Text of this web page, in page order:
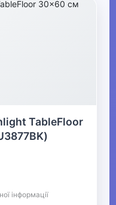
TableFloor
інформації